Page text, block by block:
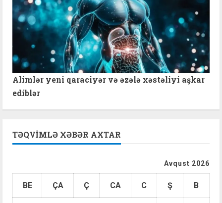
Alimlər yeni qaraciyər və əzələ xəstəliyi aşkar
ediblər
TƏQVIMLƏ XƏBƏR AXTAR
Avqust 2026
BE ÇA Ç CA C Ş B